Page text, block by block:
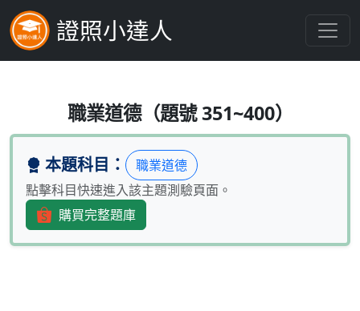
證照小達人
若某項活動、利益或關係可能
職業道德（題號 351~400）
本題科目：
職業道德
點擊科目快速進入該主題測驗頁面。
購買完整題庫